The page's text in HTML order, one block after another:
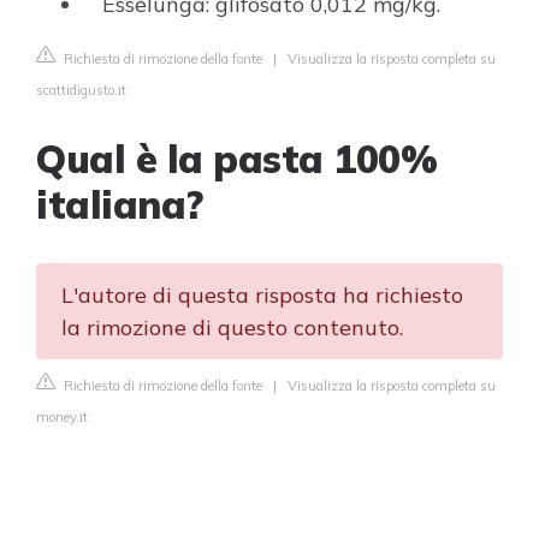
Richiesta di rimozione della fonte | Visualizza la risposta completa su
scattidigusto.it
Qual è la pasta 100%
italiana?
L'autore di questa risposta ha richiesto
la rimozione di questo contenuto.
Richiesta di rimozione della fonte | Visualizza la risposta completa su
money.it